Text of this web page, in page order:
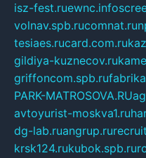
isz-fest.ruewnc.info
volnav.spb.rucomnat.ru
tesiaes.rucard.com.ru
gildiya-kuznecov.ru
griffoncom.spb.ru
PARK-MATROSOVA.RU
avtoyurist-moskva1.ru
dg-lab.ruangrup.ru
krsk124.rukubok.spb.ru